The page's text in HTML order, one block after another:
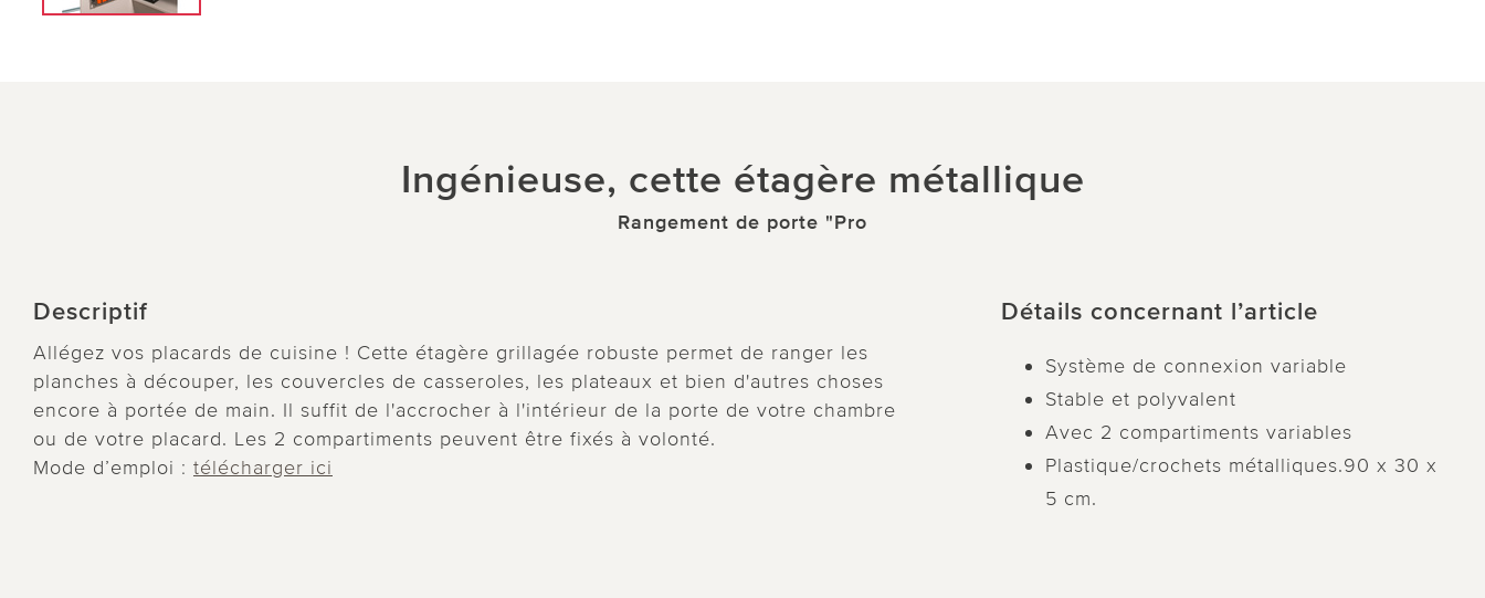
Ingénieuse, cette étagère métallique
Rangement de porte "Pro
Descriptif
Allégez vos placards de cuisine ! Cette étagère grillagée robuste permet de ranger les
planches à découper, les couvercles de casseroles, les plateaux et bien d'autres choses
encore à portée de main. Il suffit de l'accrocher à l'intérieur de la porte de votre chambre
ou de votre placard. Les 2 compartiments peuvent être fixés à volonté.
Mode d’emploi : télécharger ici
Détails concernant l’article
Système de connexion variable
Stable et polyvalent
Avec 2 compartiments variables
Plastique/crochets métalliques.90 x 30 x
5 cm.